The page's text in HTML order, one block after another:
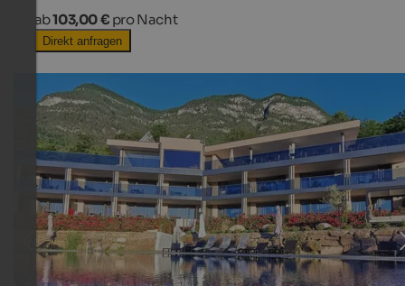
ab103,00 € pro Nacht
Direkt anfragen